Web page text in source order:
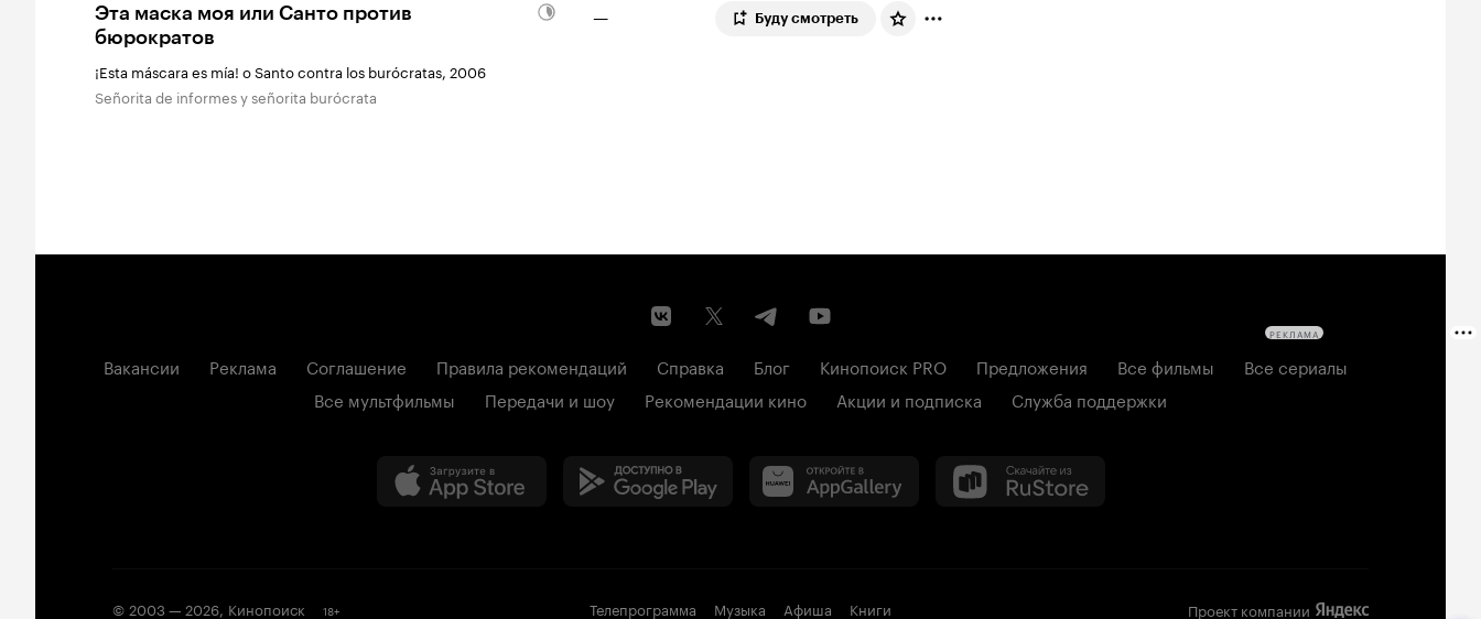
Эта маска моя или Санто против
бюрократов
¡Esta máscara es mía! o Santo contra los burócratas, 2006
Señorita de informes y señorita burócrata
— Буду смотреть
Вакансии Реклама Соглашение Правила рекомендаций Справка Блог Кинопоиск PRO Предложения Все фильмы
Все сериалы
Все мультфильмы
Передачи и шоу Рекомендации кино Акции и подписка Служба поддержки
© 2003 —2026, Кинопоиск 18+ Телепрограмма Музыка Афиша Книги Проект компании
РЕКЛАМА